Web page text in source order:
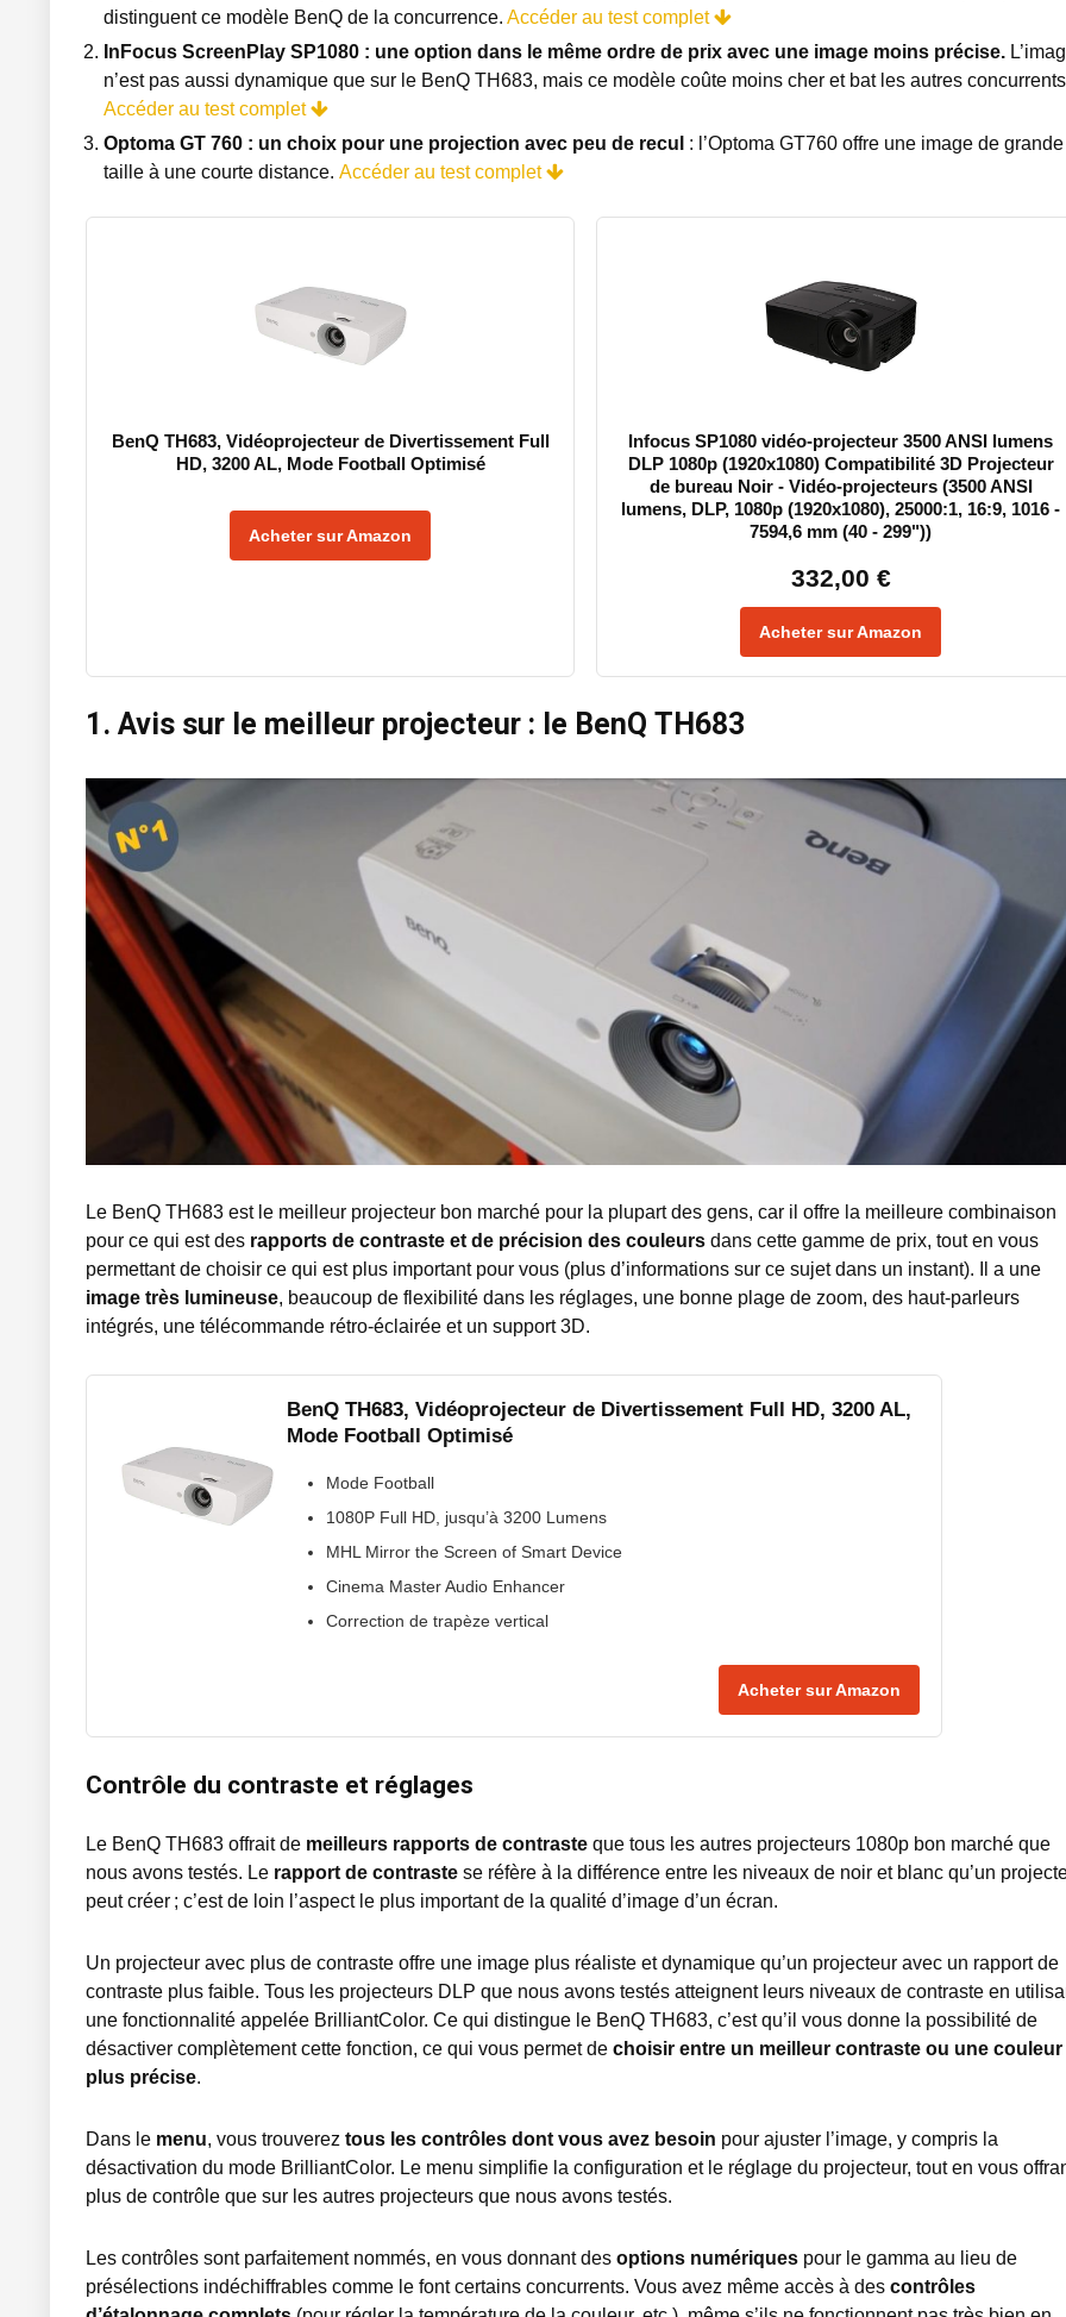
distinguent ce modèle BenQ de la concurrence. Accéder au test complet
InFocus ScreenPlay SP1080 : une option dans le même ordre de prix avec une image moins précise.
n’est pas aussi dynamique que sur le BenQ TH683, mais ce modèle coûte moins cher et bat les autres
Accéder au test complet
Optoma GT 760 : un choix pour une projection avec peu de recul : l’Optoma GT760 offre une image de grande
taille à une courte distance. Accéder au test complet
BenQ TH683, Vidéoprojecteur de Divertissement Full
HD, 3200 AL, Mode Football Optimisé
Acheter sur Amazon
Infocus SP1080 vidéo-projecteur 3500 ANSI lumens
DLP 1080p (1920x1080) Compatibilité 3D Projecteur
de bureau Noir - Vidéo-projecteurs (3500 ANSI
lumens, DLP, 1080p (1920x1080), 25000:1, 16:9, 1016 -
7594,6 mm (40 - 299"))
332,00 €
Acheter sur Amazon
1. Avis sur le meilleur projecteur : le BenQ TH683
Le BenQ TH683 est le meilleur projecteur bon marché pour la plupart des gens, car il offre la meilleure combinaison
pour ce qui est des rapports de contraste et de précision des couleurs dans cette gamme de prix, tout en vous
permettant de choisir ce qui est plus important pour vous (plus d’informations sur ce sujet dans un instant). Il a une
image très lumineuse, beaucoup de flexibilité dans les réglages, une bonne plage de zoom, des haut-parleurs
intégrés, une télécommande rétro-éclairée et un support 3D.
BenQ TH683, Vidéoprojecteur de Divertissement Full HD, 3200 AL,
Mode Football Optimisé
Mode Football
1080P Full HD, jusqu’à 3200 Lumens
MHL Mirror the Screen of Smart Device
Cinema Master Audio Enhancer
Correction de trapèze vertical
Acheter sur Amazon
Contrôle du contraste et réglages
Le BenQ TH683 offrait de meilleurs rapports de contraste que tous les autres projecteurs 1080p bon marché que
nous avons testés. Le rapport de contraste se réfère à la différence entre les niveaux de noir et blanc qu’un
peut créer ; c’est de loin l’aspect le plus important de la qualité d’image d’un écran.
Un projecteur avec plus de contraste offre une image plus réaliste et dynamique qu’un projecteur avec un rapport de
contraste plus faible. Tous les projecteurs DLP que nous avons testés atteignent leurs niveaux de contraste en
une fonctionnalité appelée BrilliantColor. Ce qui distingue le BenQ TH683, c’est qu’il vous donne la possibilité de
désactiver complètement cette fonction, ce qui vous permet de choisir entre un meilleur contraste ou une couleur
plus précise.
Dans le menu, vous trouverez tous les contrôles dont vous avez besoin pour ajuster l’image, y compris la
désactivation du mode BrilliantColor. Le menu simplifie la configuration et le réglage du projecteur, tout en vous
plus de contrôle que sur les autres projecteurs que nous avons testés.
Les contrôles sont parfaitement nommés, en vous donnant des options numériques pour le gamma au lieu de
présélections indéchiffrables comme le font certains concurrents. Vous avez même accès à des contrôles